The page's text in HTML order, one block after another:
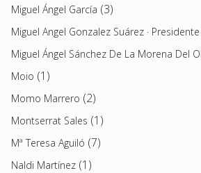
Miguel Ángel García (3)
Miguel Angel Gonzalez Suárez · Presidente
Miguel Ángel Sánchez De La Morena Del
Moio (1)
Momo Marrero (2)
Montserrat Sales (1)
Mª Teresa Aguiló (7)
Naldi Martínez (1)